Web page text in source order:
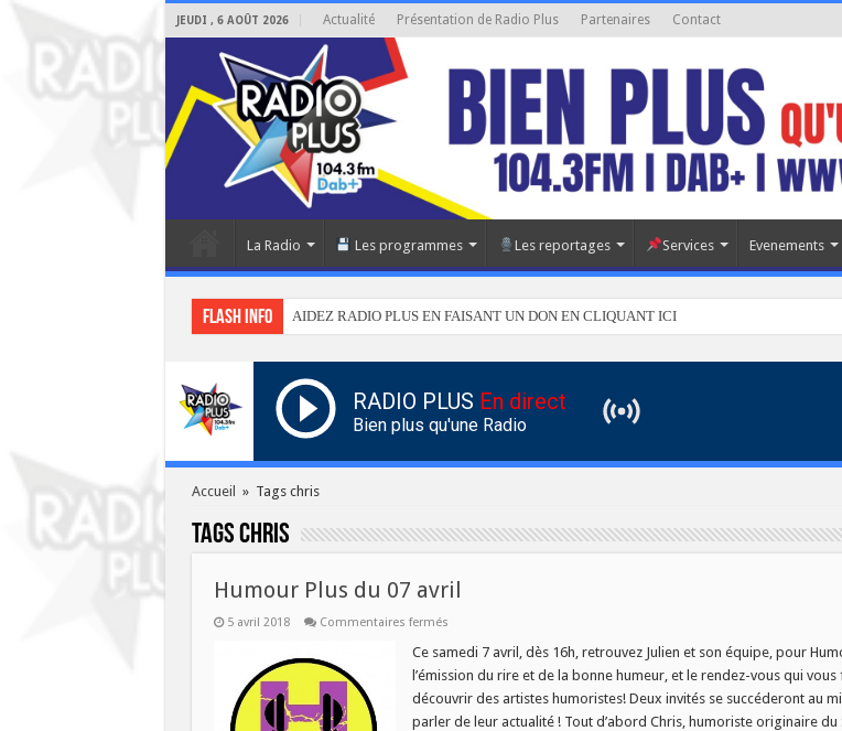
JEUDI , 6 AOÛT 2026 Actualité Présentation de Radio Plus Partenaires Contact
La Radio Les programmes Les reportages Services Evenements
Flash info AIDEZ RADIO PLUS EN FAISANT UN DON EN CLIQUANT ICI
RADIO PLUS En direct
Bien plus qu'une Radio
Accueil » Tags chris
Tagschris
Humour Plus du 07 avril
5 avril 2018 Commentaires ferméssur
Plus
07
avril
Ce samedi 7 avril, dès 16h, retrouvez Julien et son équipe, pour
l’émission du rire et de la bonne humeur, et le rendez-vous qui vous
découvrir des artistes humoristes! Deux invités se succéderont au
parler de leur actualité ! Tout d’abord Chris, humoriste originaire du